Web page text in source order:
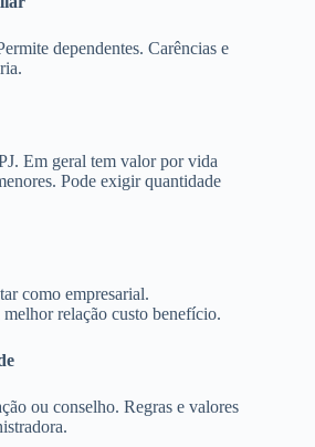
dependentes. Carências e
Em geral tem valor por vida
Pode exigir quantidade
como empresarial.
melhor relação custo benefício.
ou conselho. Regras e valores